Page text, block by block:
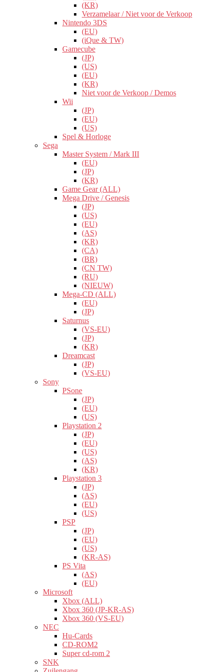
(KR)
Verzamelaar / Niet voor de Verkoop
Nintendo 3DS
(EU)
(iQue & TW)
Gamecube
(JP)
(US)
(EU)
(KR)
Niet voor de Verkoop / Demos
Wii
(JP)
(EU)
(US)
Spel & Horloge
Sega
Master System / Mark III
(EU)
(JP)
(KR)
Game Gear (ALL)
Mega Drive / Genesis
(JP)
(US)
(EU)
(AS)
(KR)
(CA)
(BR)
(CN TW)
(RU)
(NIEUW)
Mega-CD (ALL)
(EU)
(JP)
Saturnus
(VS-EU)
(JP)
(KR)
Dreamcast
(JP)
(VS-EU)
Sony
PSone
(JP)
(EU)
(US)
Playstation 2
(JP)
(EU)
(US)
(AS)
(KR)
Playstation 3
(JP)
(AS)
(EU)
(US)
PSP
(JP)
(EU)
(US)
(KR-AS)
PS Vita
(AS)
(EU)
Microsoft
Xbox (ALL)
Xbox 360 (JP-KR-AS)
Xbox 360 (VS-EU)
NEC
Hu-Cards
CD-ROM2
Super cd-rom 2
SNK